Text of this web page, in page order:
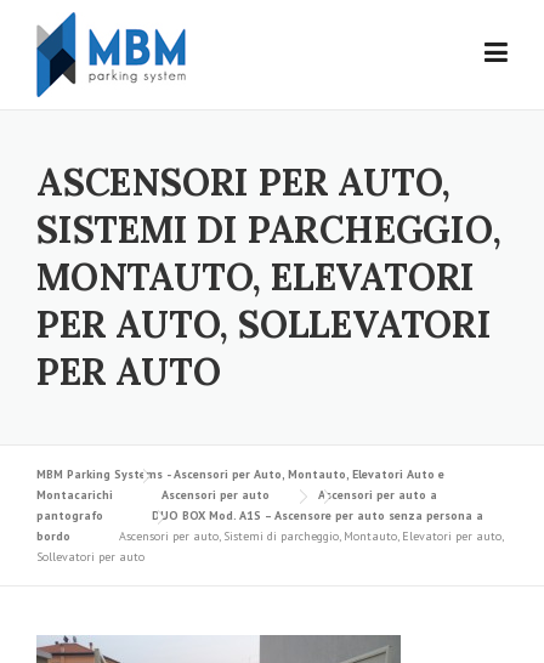
Skip to content
ASCENSORI PER AUTO,
SISTEMI DI PARCHEGGIO,
MONTAUTO, ELEVATORI
PER AUTO, SOLLEVATORI
PER AUTO
MBM Parking Systems - Ascensori per Auto, Montauto, Elevatori Auto e
Montacarichi
Ascensori per auto
Ascensori per auto a
pantografo
DUO BOX Mod. A1S – Ascensore per auto senza persona a
bordo
Ascensori per auto, Sistemi di parcheggio, Montauto, Elevatori per auto,
Sollevatori per auto